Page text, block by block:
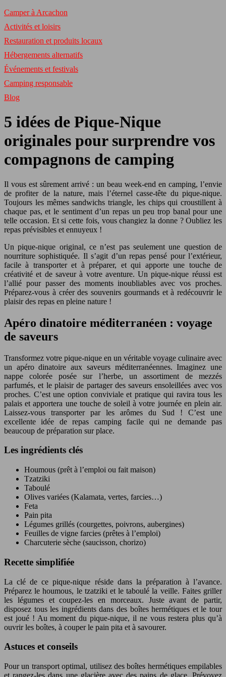
Camper à Arcachon
Activités et loisirs
Restauration et produits locaux
Hébergements alternatifs
Événements et festivals
Camping responsable
Blog
5 idées de Pique-Nique
originales pour surprendre vos
compagnons de camping
Il vous est sûrement arrivé : un beau week-end en camping, l’envie
de profiter de la nature, mais l’éternel casse-tête du pique-nique.
Toujours les mêmes sandwichs triangle, les chips qui croustillent à
chaque pas, et le sentiment d’un repas un peu trop banal pour une
telle occasion. Et si cette fois, vous changiez la donne ? Oubliez les
repas prévisibles et ennuyeux !
Un pique-nique original, ce n’est pas seulement une question de
nourriture sophistiquée. Il s’agit d’un repas pensé pour l’extérieur,
facile à transporter et à préparer, et qui apporte une touche de
créativité et de saveur à votre aventure. Un pique-nique réussi est
l’allié pour passer des moments inoubliables avec vos proches.
Préparez-vous à créer des souvenirs gourmands et à redécouvrir le
plaisir des repas en pleine nature !
Apéro dinatoire méditerranéen : voyage
de saveurs
Transformez votre pique-nique en un véritable voyage culinaire avec
un apéro dinatoire aux saveurs méditerranéennes. Imaginez une
nappe colorée posée sur l’herbe, un assortiment de mezzés
parfumés, et le plaisir de partager des saveurs ensoleillées avec vos
proches. C’est une option conviviale et pratique qui ravira tous les
palais et apportera une touche de soleil à votre journée en plein air.
Laissez-vous transporter par les arômes du Sud ! C’est une
excellente idée de repas camping facile qui ne demande pas
beaucoup de préparation sur place.
Les ingrédients clés
Houmous (prêt à l’emploi ou fait maison)
Tzatziki
Taboulé
Olives variées (Kalamata, vertes, farcies…)
Feta
Pain pita
Légumes grillés (courgettes, poivrons, aubergines)
Feuilles de vigne farcies (prêtes à l’emploi)
Charcuterie sèche (saucisson, chorizo)
Recette simplifiée
La clé de ce pique-nique réside dans la préparation à l’avance.
Préparez le houmous, le tzatziki et le taboulé la veille. Faites griller
les légumes et coupez-les en morceaux. Juste avant de partir,
disposez tous les ingrédients dans des boîtes hermétiques et le tour
est joué ! Au moment du pique-nique, il ne vous restera plus qu’à
ouvrir les boîtes, à couper le pain pita et à savourer.
Astuces et conseils
Pour un transport optimal, utilisez des boîtes hermétiques empilables
et rangez-les dans une glacière avec des pains de glace. Prévoyez